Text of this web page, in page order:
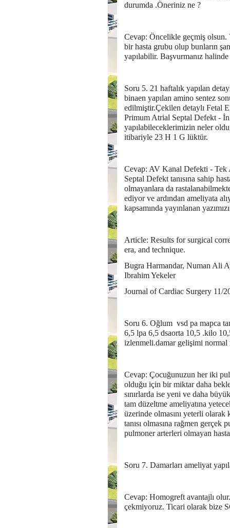
durumda .Öneriniz ne ?
Cevap: Öncelikle geçmiş
bir hasta grubu olup bunların
yapılabilir. Başvurmanız halinde
Soru 5. 21 haftalık yapılan
binaen yapılan amino sentez
edilmiştir.Çekilen detaylı Fetal
Primum Atrial Septal Defekt -
yapılabileceklerimizin neler
itibariyle 23 H 1 G lüktür.
Cevap: AV Kanal Defekti -
Septal Defekt tanısına sahip
olmayanlara da
ediyor ve ardından ameliyata
kapsamında yayınlanan
Article: Results for surgical
era, and technique.
Bugra Harmandar, Numan Ali
Ibrahim Yekeler
Journal of Cardiac Surgery 11/
Soru 6. Oğlum vsd pa mapca
6,5 lpa 6,5 dsaorta 10,5 .kilo
izlenmeli.damar gelişimi normal
Cevap: Çocuğunuzun her iki
olduğu için bir miktar daha
sınırlarda ise yeni ve daha
tam düzeltme ameliyatına
üzerinde olmasını yeterli
tanısı olmasına rağmen gerçek
pulmoner arterleri olmayan
Soru 7. Damarları ameliyat
Cevap: Homogreft avantajlı
çekmiyoruz. Ticari olarak bize